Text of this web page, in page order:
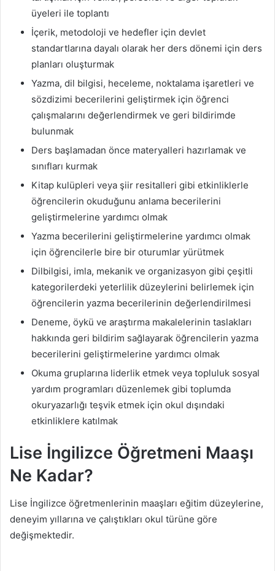
üyeleri ile toplantı
İçerik, metodoloji ve hedefler için devlet
standartlarına dayalı olarak her ders dönemi için ders
planları oluşturmak
Yazma, dil bilgisi, heceleme, noktalama işaretleri ve
sözdizimi becerilerini geliştirmek için öğrenci
çalışmalarını değerlendirmek ve geri bildirimde
bulunmak
Ders başlamadan önce materyalleri hazırlamak ve
sınıfları kurmak
Kitap kulüpleri veya şiir resitalleri gibi etkinliklerle
öğrencilerin okuduğunu anlama becerilerini
geliştirmelerine yardımcı olmak
Yazma becerilerini geliştirmelerine yardımcı olmak
için öğrencilerle bire bir oturumlar yürütmek
Dilbilgisi, imla, mekanik ve organizasyon gibi çeşitli
kategorilerdeki yeterlilik düzeylerini belirlemek için
öğrencilerin yazma becerilerinin değerlendirilmesi
Deneme, öykü ve araştırma makalelerinin taslakları
hakkında geri bildirim sağlayarak öğrencilerin yazma
becerilerini geliştirmelerine yardımcı olmak
Okuma gruplarına liderlik etmek veya topluluk sosyal
yardım programları düzenlemek gibi toplumda
okuryazarlığı teşvik etmek için okul dışındaki
etkinliklere katılmak
Lise İngilizce Öğretmeni Maaşı
Ne Kadar?
Lise İngilizce öğretmenlerinin maaşları eğitim düzeylerine,
deneyim yıllarına ve çalıştıkları okul türüne göre
değişmektedir.